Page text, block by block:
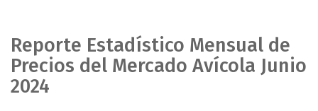
Reporte Estadístico Mensual de
Precios del Mercado Avícola Junio
2024